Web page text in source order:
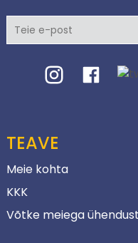
TEAVE
Meie kohta
KKK
Võtke meiega ühendust